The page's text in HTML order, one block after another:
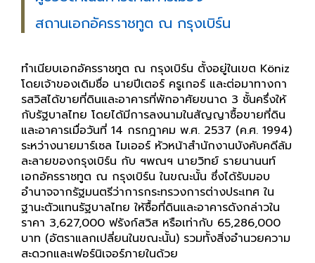
สถานเอกอัครราชทูต ณ กรุงเบิร์น
ทำเนียบเอกอัครราชทูต ณ กรุงเบิร์น ตั้งอยู่ในเขต Köniz
โดยเจ้าของเดิมชื่อ นายปีเตอร์ ครูเกอร์ และต่อมาทางกา
รสวิสได้ขายที่ดินและอาคารที่พักอาศัยขนาด 3 ชั้นครึ่งให้
กับรัฐบาลไทย โดยได้มีการลงนามในสัญญาซื้อขายที่ดิน
และอาคารเมื่อวันที่ 14 กรกฎาคม พ.ศ. 2537 (ค.ศ. 1994)
ระหว่างนายมาร์เซล ไมเออร์ หัวหน้าสำนักงานบังคับคดีล้ม
ละลายของกรุงเบิร์น กับ ฯพณฯ นายวิทย์ รายนานนท์
เอกอัครราชทูต ณ กรุงเบิร์น ในขณะนั้น ซึ่งได้รับมอบ
อำนาจจากรัฐมนตรีว่าการกระทรวงการต่างประเทศ ใน
ฐานะตัวแทนรัฐบาลไทย ให้ซื้อที่ดินและอาคารดังกล่าวใน
ราคา 3,627,000 ฟรังก์สวิส หรือเท่ากับ 65,286,000
บาท (อัตราแลกเปลี่ยนในขณะนั้น) รวมทั้งสิ่งอำนวยความ
สะดวกและเฟอร์นิเจอร์ภายในด้วย